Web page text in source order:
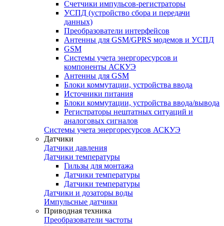
Счетчики импульсов-регистраторы
УСПД (устройство сбора и передачи
данных)
Преобразователи интерфейсов
Антенны для GSM/GPRS модемов и УСПД
GSM
Системы учета энергоресурсов и
компоненты АСКУЭ
Антенны для GSM
Блоки коммутации, устройства ввода
Источники питания
Блоки коммутации, устройства ввода/вывода
Регистраторы нештатных ситуаций и
аналоговых сигналов
Системы учета энергоресурсов АСКУЭ
Датчики
Датчики давления
Датчики температуры
Гильзы для монтажа
Датчики температуры
Датчики температуры
Датчики и дозаторы воды
Импульсные датчики
Приводная техника
Преобразователи частоты